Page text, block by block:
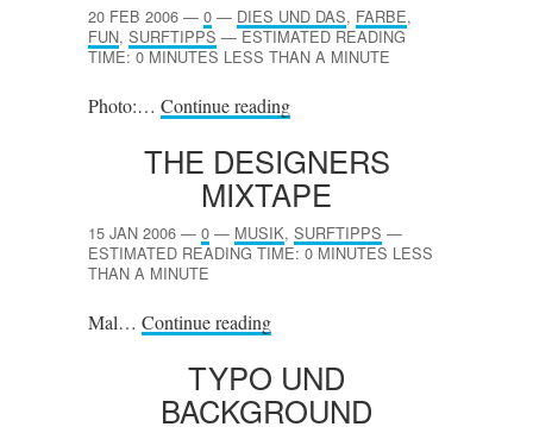
20 FEB 2006 — 0 — DIES UND DAS, FARBE,
FUN, SURFTIPPS —ESTIMATED READING
TIME: 0 MINUTES LESS THAN A MINUTE
Photo:… Continue reading
THE DESIGNERS
MIXTAPE
15 JAN 2006 — 0 — MUSIK, SURFTIPPS —
ESTIMATED READING TIME: 0 MINUTES LESS
THAN A MINUTE
Mal… Continue reading
TYPO UND
BACKGROUND